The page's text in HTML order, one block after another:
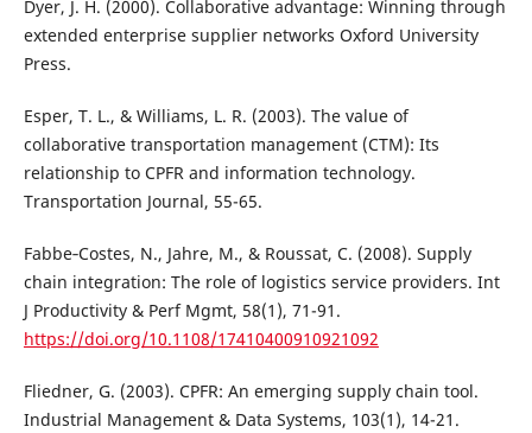
Dyer, J. H. (2000). Collaborative advantage: Winning through
extended enterprise supplier networks Oxford University
Press.
Esper, T. L., & Williams, L. R. (2003). The value of
collaborative transportation management (CTM): Its
relationship to CPFR and information technology.
Transportation Journal, 55-65.
Fabbe‐Costes, N., Jahre, M., & Roussat, C. (2008). Supply
chain integration: The role of logistics service providers. Int
J Productivity & Perf Mgmt, 58(1), 71-91.
https://doi.org/10.1108/17410400910921092
Fliedner, G. (2003). CPFR: An emerging supply chain tool.
Industrial Management & Data Systems, 103(1), 14-21.